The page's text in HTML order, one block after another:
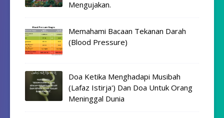
Mengujakan.
Memahami Bacaan Tekanan Darah
(Blood Pressure)
Doa Ketika Menghadapi Musibah
(Lafaz Istirja') Dan Doa Untuk Orang
Meninggal Dunia